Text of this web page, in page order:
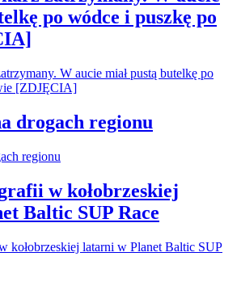
po wódce i puszkę po
drogach regionu
w kołobrzeskiej
Baltic SUP Race